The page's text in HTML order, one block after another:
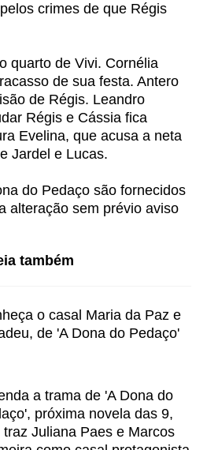
crimes de que Régis
quarto de Vivi. Cornélia
de sua festa. Antero
de Régis. Leandro
Régis e Cássia fica
Evelina, que acusa a neta
Jardel e Lucas.
do Pedaço são fornecidos
alteração sem prévio aviso
também
o casal Maria da Paz e
de 'A Dona do Pedaço'
a trama de 'A Dona do
próxima novela das 9,
traz Juliana Paes e Marcos